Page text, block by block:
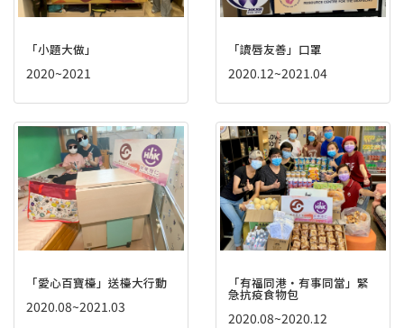
「小題大做」
2020~2021
「讀唇友善」口罩
2020.12~2021.04
「愛心百寶檯」送檯大行動
2020.08~2021.03
「有福同港‧有事同當」緊
急抗疫食物包
2020.08~2020.12